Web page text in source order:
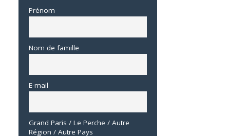
Prénom
Nom de famille
E-mail
Grand Paris / Le Perche / Autre
Région / Autre Pays